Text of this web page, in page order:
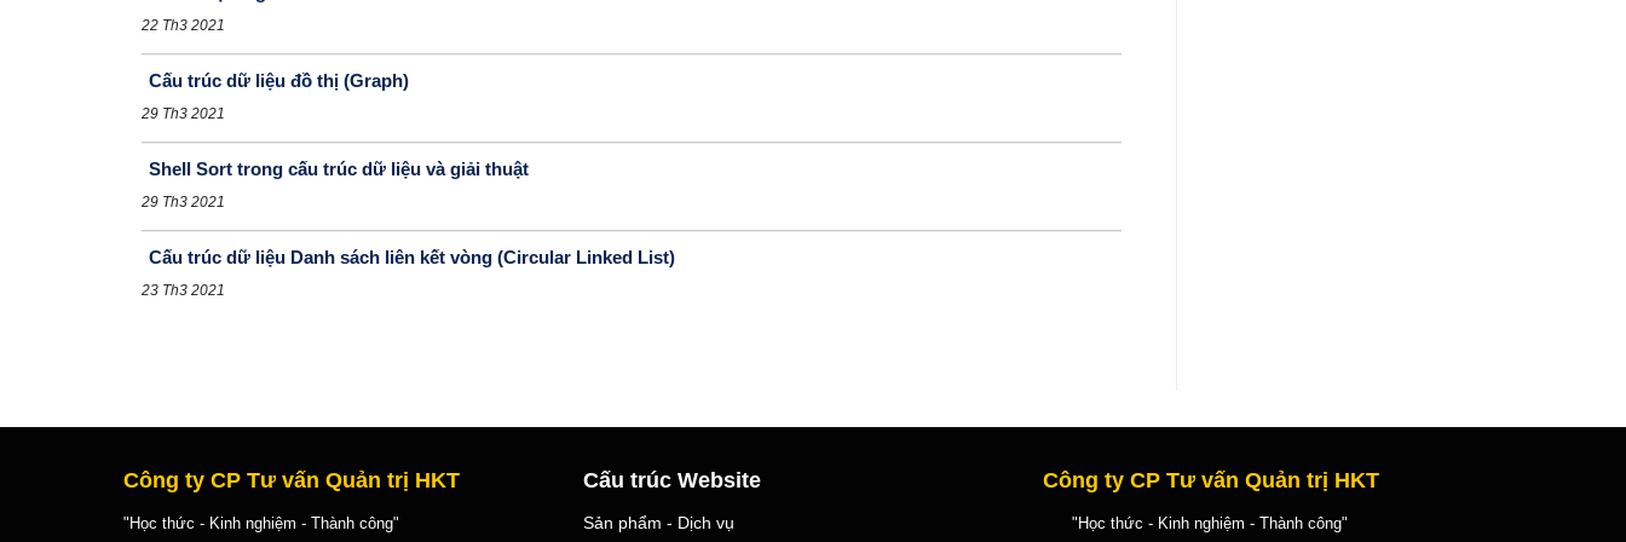
22 Th3 2021
Cấu trúc dữ liệu đồ thị (Graph)
29 Th3 2021
Shell Sort trong cấu trúc dữ liệu và giải thuật
29 Th3 2021
Cấu trúc dữ liệu Danh sách liên kết vòng (Circular Linked List)
23 Th3 2021
Công ty CP Tư vấn Quản trị HKT
"Học thức - Kinh nghiệm - Thành công"
Cấu trúc Website
Sản phẩm - Dịch vụ
Công ty CP Tư vấn Quản trị HKT
"Học thức - Kinh nghiệm - Thành công"